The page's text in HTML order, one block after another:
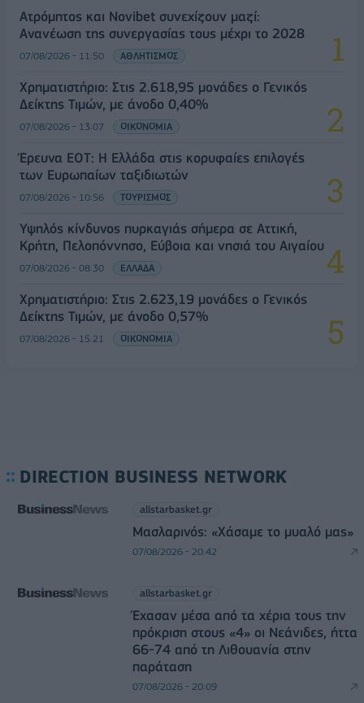
Ατρόμητος και Novibet συνεχίζουν μαζί:
Ανανέωση της συνεργασίας τους μέχρι το 2028
07/08/2026 - 11:50 ΑΘΛΗΤΙΣΜΟΣ
Χρηματιστήριο: Στις 2.618,95 μονάδες ο Γενικός
Δείκτης Τιμών, με άνοδο 0,40%
07/08/2026 - 13:07 ΟΙΚΟΝΟΜΙΑ
Έρευνα ΕΟΤ: Η Ελλάδα στις κορυφαίες επιλογές
των Ευρωπαίων ταξιδιωτών
07/08/2026 - 10:56 ΤΟΥΡΙΣΜΟΣ
Υψηλός κίνδυνος πυρκαγιάς σήμερα σε Αττική,
Κρήτη, Πελοπόννησο, Εύβοια και νησιά του Αιγαίου
07/08/2026 - 08:30 ΕΛΛΑΔΑ
Χρηματιστήριο: Στις 2.623,19 μονάδες ο Γενικός
Δείκτης Τιμών, με άνοδο 0,57%
07/08/2026 - 15:21 ΟΙΚΟΝΟΜΙΑ
DIRECTION BUSINESS NETWORK
allstarbasket.gr
Μασλαρινός: «Χάσαμε το μυαλό μας»
07/08/2026 - 20:42
allstarbasket.gr
Έχασαν μέσα από τα χέρια τους την
πρόκριση στους «4» οι Νεάνιδες, ήττα
66-74 από τη Λιθουανία στην
παράταση
07/08/2026 - 20:09